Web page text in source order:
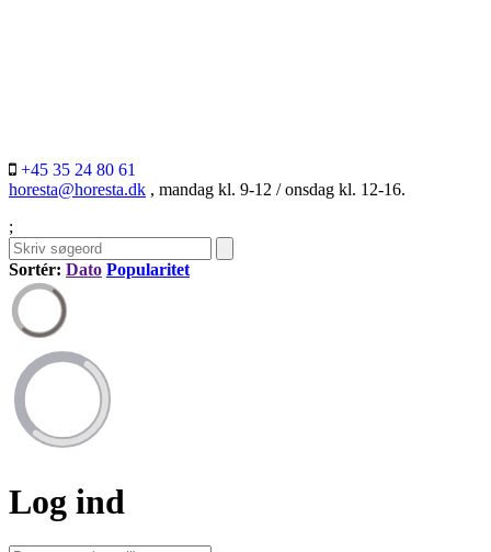
+45 35 24 80 61
horesta@horesta.dk , mandag kl. 9-12 / onsdag kl. 12-16.
;
Sortér: Dato Popularitet
Log ind